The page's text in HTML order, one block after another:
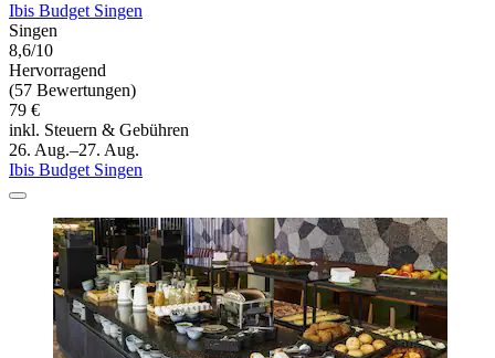
Ibis Budget Singen
Singen
8,6/10
Hervorragend
(57 Bewertungen)
79 €
inkl. Steuern & Gebühren
26. Aug.–27. Aug.
Ibis Budget Singen